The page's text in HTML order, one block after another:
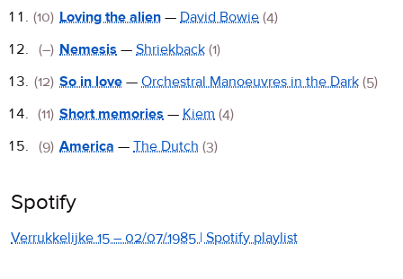
(10) Loving the alien — David Bowie (4)
(–) Nemesis — Shriekback (1)
(12) So in love — Orchestral Manoeuvres in the Dark (5)
(11) Short memories — Kiem (4)
(9) America — The Dutch (3)
Spotify
Verrukkelijke 15 – 02/07/1985 | Spotify playlist